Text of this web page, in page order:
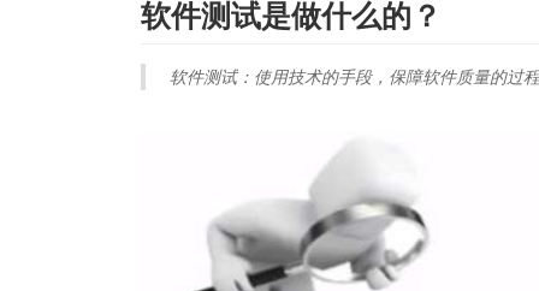
软件测试是做什么的？
软件测试： 使用技术的手段，保障软件质量的过